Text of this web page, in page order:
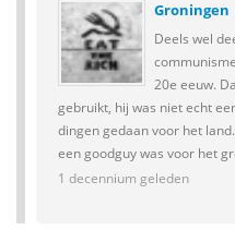
Groningen
Deels wel
20e eeuw.
gebruikt, hij was niet echt
dingen gedaan voor het
een goodguy was voor het
1 decennium geleden